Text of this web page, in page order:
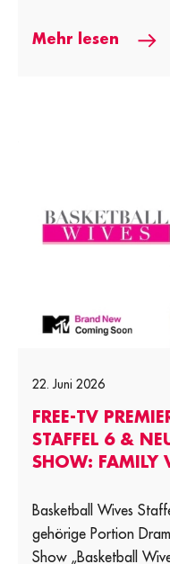
Mehr lesen
22. Juni 2026
FREE-TV
STAFFEL 6 &
SHOW: FAMILY
Basketball Wives
gehörige Portion
Show „Basketball